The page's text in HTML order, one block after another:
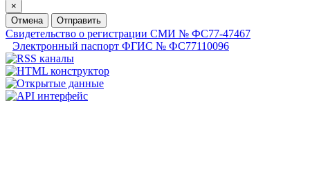
×
Отмена
Отправить
Свидетельство о регистрации СМИ № ФС77-47467
Электронный паспорт ФГИС № ФС77110096